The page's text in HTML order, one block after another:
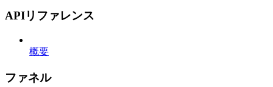
APIリファレンス
概要
ファネル